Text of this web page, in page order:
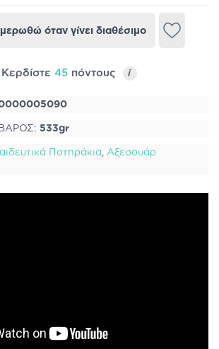
όταν γίνει διαθέσιμο
Κερδίστε 45πόντους i
533gr
Ποτηράκια
Αξεσουάρ